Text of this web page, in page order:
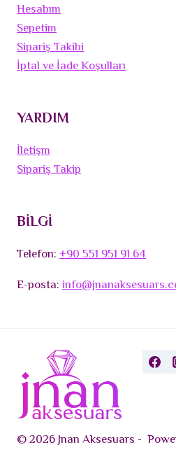
Hesabım
Sepetim
Sipariş Takibi
İptal ve İade Koşulları
YARDIM
İletişm
Sipariş Takip
BİLGİ
Telefon:+90 551 951 91 64
E-posta:
© 2026 Jnan Aksesuars -